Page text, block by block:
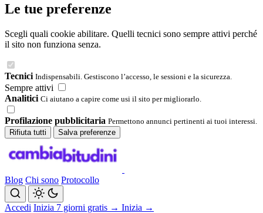
Le tue preferenze
Scegli quali cookie abilitare. Quelli tecnici sono sempre attivi perché
il sito non funziona senza.
Tecnici Indispensabili. Gestiscono l’accesso, le sessioni e la sicurezza.
Sempre attivi
Analitici Ci aiutano a capire come usi il sito per migliorarlo.
Profilazione pubblicitaria Permettono annunci pertinenti ai tuoi interessi.
Rifiuta tutti
Salva preferenze
Blog Chi sono Protocollo
Accedi Inizia 7 giorni gratis → Inizia →